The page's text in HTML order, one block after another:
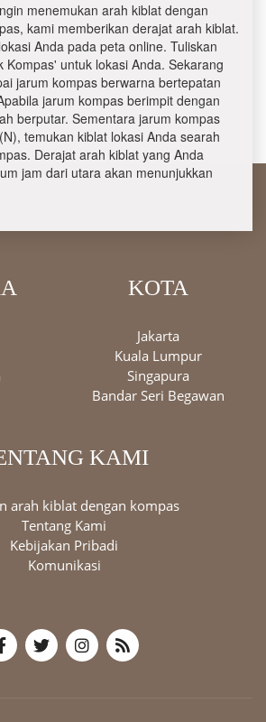
menemukan arah kiblat dengan
kami memberikan derajat arah kiblat.
Anda pada peta online. Tuliskan
Kompas' untuk lokasi Anda. Sekarang
jarum kompas berwarna bertepatan
jarum kompas berimpit dengan
berputar. Sementara jarum kompas
temukan kiblat lokasi Anda searah
Derajat arah kiblat yang Anda
jam dari utara akan menunjukkan
KOTA
Jakarta
Kuala Lumpur
Singapura
Bandar Seri Begawan
KAMI
arah kiblat dengan kompas
Tentang Kami
Kebijakan Pribadi
Komunikasi